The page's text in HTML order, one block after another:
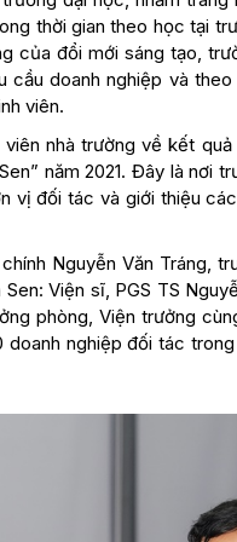
thời gian theo học tại
của đổi mới sáng tạo,
cầu doanh nghiệp và
viên.
nhà trường về kết
năm 2021. Đây là nơi
vị đối tác và giới thiệu
Nguyễn Văn Tráng,
Viện sĩ, PGS TS
phòng, Viện trưởng
nghiệp đối tác